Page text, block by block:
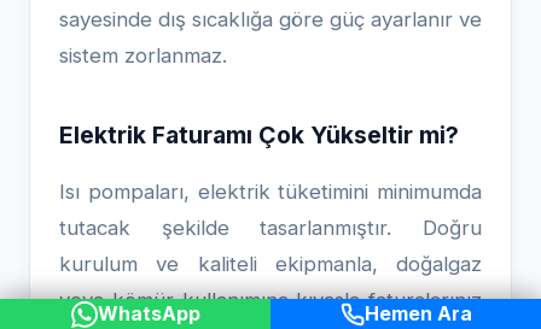
WhatsApp Hemen Ara
sayesinde dış sıcaklığa göre güç ayarlanır ve
sistem zorlanmaz.
Elektrik Faturamı Çok Yükseltir mi?
Isı pompaları, elektrik tüketimini minimumda
tutacak şekilde tasarlanmıştır. Doğru
kurulum ve kaliteli ekipmanla, doğalgaz
veya kömür kullanımına kıyasla faturalarınız